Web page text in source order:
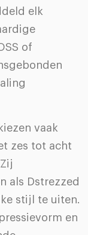
elk
of
vaak
zes tot acht
als Dstrezzed
stijl te uiten.
en